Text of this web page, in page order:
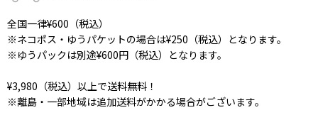
全国一律¥600（税込）
※ネコポス・ゆうパケットの場合は¥250（税込）となります。
※ゆうパックは別途¥600円（税込）となります。
¥3,980（税込）以上で送料無料！
※離島・一部地域は追加送料がかかる場合がございます。